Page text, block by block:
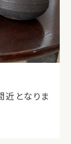
近となりま